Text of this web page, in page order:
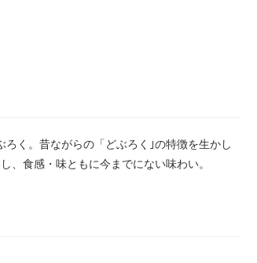
く。昔ながらの「どぶろく｣の特徴を生かし
、食感・味ともに今までにない味わい。